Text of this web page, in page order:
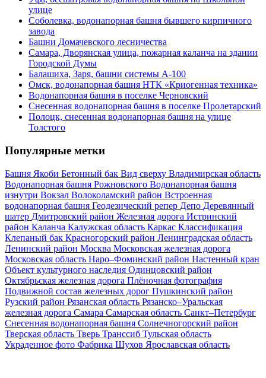
улице
Соболевка, водонапорная башня бывшего кирпичного
завода
Башни Домачевского лесничества
Самара, Дворянская улица, пожарная каланча на здании
Городской Думы
Балашиха, Заря, башни системы А-100
Омск, водонапорная башня НТК «Криогенная техника»
Водонапорная башня в поселке Черновский
Снесенная водонапорная башня в поселке Пролетарский
Полоцк, снесенная водонапорная башня на улице
Толстого
Популярные метки
Башня Якоби Бетонный бак Вид сверху Владимирская область
Водонапорная башня Рожновского Водонапорная башня
изнутри Вокзал Волоколамский район Встроенная
водонапорная башня Геодезический репер Депо Деревянный
шатер Дмитровский район Железная дорога Истринский
район Каланча Калужская область Каркас Классификация
Клепаный бак Красногорский район Ленинградская область
Ленинский район Москва Московская железная дорога
Московская область Наро–Фоминский район Настенный кран
Объект культурного наследия Одинцовский район
Октябрьская железная дорога Плёночная фотография
Подвижной состав железных дорог Пушкинский район
Рузский район Рязанская область Рязанско–Уральская
железная дорога Самара Самарская область Санкт–Петербург
Снесенная водонапорная башня Солнечногорский район
Тверская область Тверь Транссиб Тульская область
Украденное фото Фабрика Шухов Ярославская область